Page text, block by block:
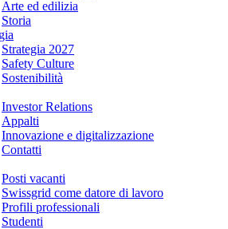
Arte ed edilizia
Storia
Strategia 2027
Safety Culture
Sostenibilità
Investor Relations
Appalti
Innovazione e digitalizzazione
Contatti
Posti vacanti
Swissgrid come datore di lavoro
Profili professionali
Studenti